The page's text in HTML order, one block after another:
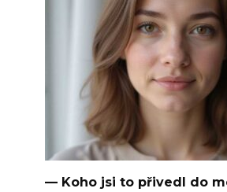
— Koho jsi to přivedl do